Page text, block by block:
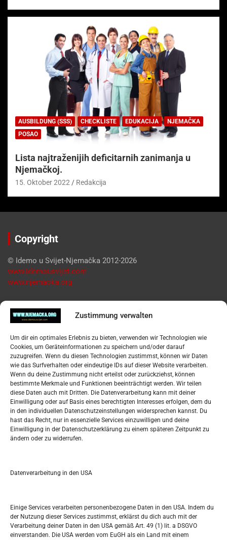
Zustimmung verwalten
Um dir ein optimales Erlebnis zu bieten, verwenden wir Technologien wie
Cookies, um Geräteinformationen zu speichern und/oder darauf
zuzugreifen. Wenn du diesen Technologien zustimmst, können wir Daten
wie das Surfverhalten oder eindeutige IDs auf dieser Website verarbeiten.
Wenn du deine Zustimmung nicht erteilst oder zurückziehst, können
bestimmte Merkmale und Funktionen beeinträchtigt werden. Wir teilen
diese Daten auch mit Dritten. Die Datenverarbeitung kann mit deiner
Einwilligung oder auf Basis eines berechtigten Interesses erfolgen, dem du
in den individuellen Datenschutzeinstellungen widersprechen kannst. Du
hast das Recht, nur in essenzielle Services einzuwilligen und deine
Einwilligung in der Datenschutzerklärung zu einem späteren Zeitpunkt zu
ändern oder zu widerrufen.
Datenverarbeitung in den USA
Einige Services verarbeiten personenbezogene Daten in den USA. Indem du
der Nutzung dieser Services zustimmst, erklärst du dich auch mit der
Verarbeitung deiner Daten in den USA gemäß Art. 49 (1) lit. a DSGVO
einverstanden. Die USA werden vom EuGH als ein Land mit einem
AUSBILDUNG (SSS) CHECKLISTE EDUKACIJA
NJEMAČKA
POSAO
Lista najtraženijih deficitarnih zanimanja u
Njemačkoj.
15. Oktober 2022 Redakcija
Copyright
© Idemo u Svijet-Njemačka 2012-2026
www.idemousvijet.com
www.njemacka.org
Pregled
Datenschutzerklärung
Widerufsbelehrung
Oglašavanje / Postavite svoj oglas
Tko je “Idemo u Svijet – Njemačka?
Pretražite stranicu:
S
MAI 2025
M D M D F S